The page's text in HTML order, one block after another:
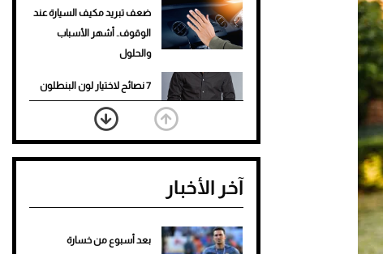
ضعف تبريد مكيف السيارة عند
الوقوف.. أشهر الأسباب
والحلول
7 نصائح لاختيار لون البنطلون
المناسب للقميص الأسود
نرى المستقبل من خلال
تصميماتنا.. كيف حجزت 1886
تمنحك فخامة استثنائية
آخر الأخبار
بعد أسبوع من خسارة